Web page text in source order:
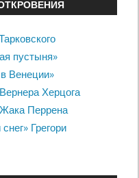
пустыня»
Венеции»
Херцога
Перрена
Грегори